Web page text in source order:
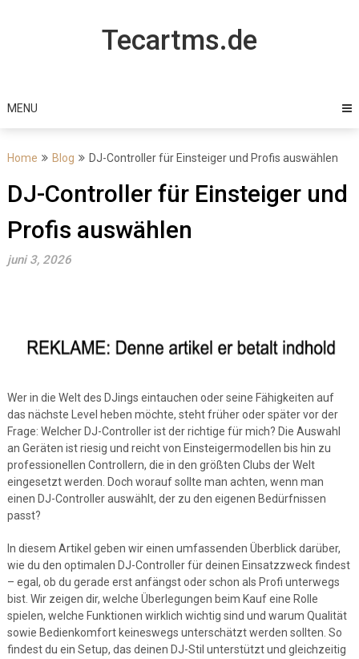
Tecartms.de
MENU
Home Blog DJ-Controller für Einsteiger und Profis auswählen
DJ-Controller für Einsteiger und
Profis auswählen
juni 3, 2026
Wer in die Welt des DJings eintauchen oder seine Fähigkeiten auf
das nächste Level heben möchte, steht früher oder später vor der
Frage: Welcher DJ-Controller ist der richtige für mich? Die Auswahl
an Geräten ist riesig und reicht von Einsteigermodellen bis hin zu
professionellen Controllern, die in den größten Clubs der Welt
eingesetzt werden. Doch worauf sollte man achten, wenn man
einen DJ-Controller auswählt, der zu den eigenen Bedürfnissen
passt?
In diesem Artikel geben wir einen umfassenden Überblick darüber,
wie du den optimalen DJ-Controller für deinen Einsatzzweck findest
– egal, ob du gerade erst anfängst oder schon als Profi unterwegs
bist. Wir zeigen dir, welche Überlegungen beim Kauf eine Rolle
spielen, welche Funktionen wirklich wichtig sind und warum Qualität
sowie Bedienkomfort keineswegs unterschätzt werden sollten. So
findest du ein Setup, das deinen DJ-Stil unterstützt und gleichzeitig